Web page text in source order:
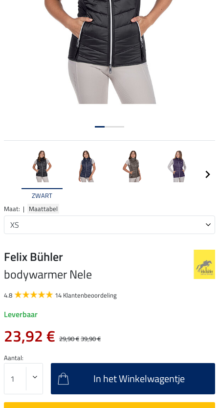
ZWART
Maat: | Maattabel
Felix Bühler
bodywarmer Nele
4.8 14 Klantenbeoordeling
Leverbaar
23,92 € 29,90 €39,90 €
Aantal:
In het Winkelwagentje